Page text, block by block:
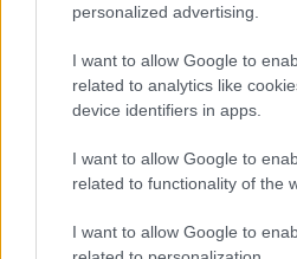
personalized advertising.
I want to allow Google to
related to analytics like
device identifiers in apps.
I want to allow Google to
related to functionality of the
I want to allow Google to
Invia un Comunicato
Vuoi rimanere sempre